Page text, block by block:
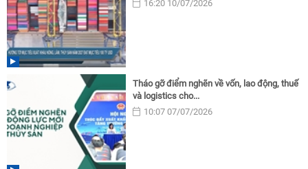
16:20 10/07/2026
Tháo gỡ điểm nghẽn về vốn, lao động, thuế
và logistics cho...
10:07 07/07/2026